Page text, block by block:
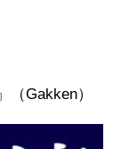
（Gakken）